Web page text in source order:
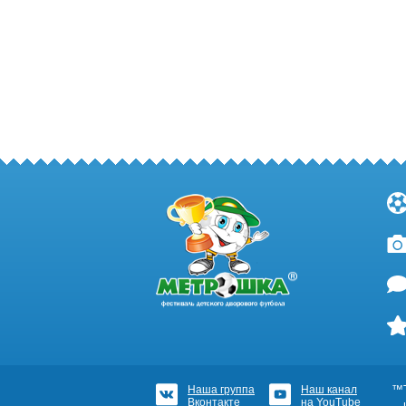
Наша группа
Вконтакте
Наш канал
на YouTube